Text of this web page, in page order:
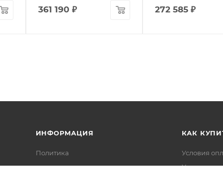
361 190 ₽ 272 585 ₽
ИНФОРМАЦИЯ
Политика
КАК
Условия
Условия